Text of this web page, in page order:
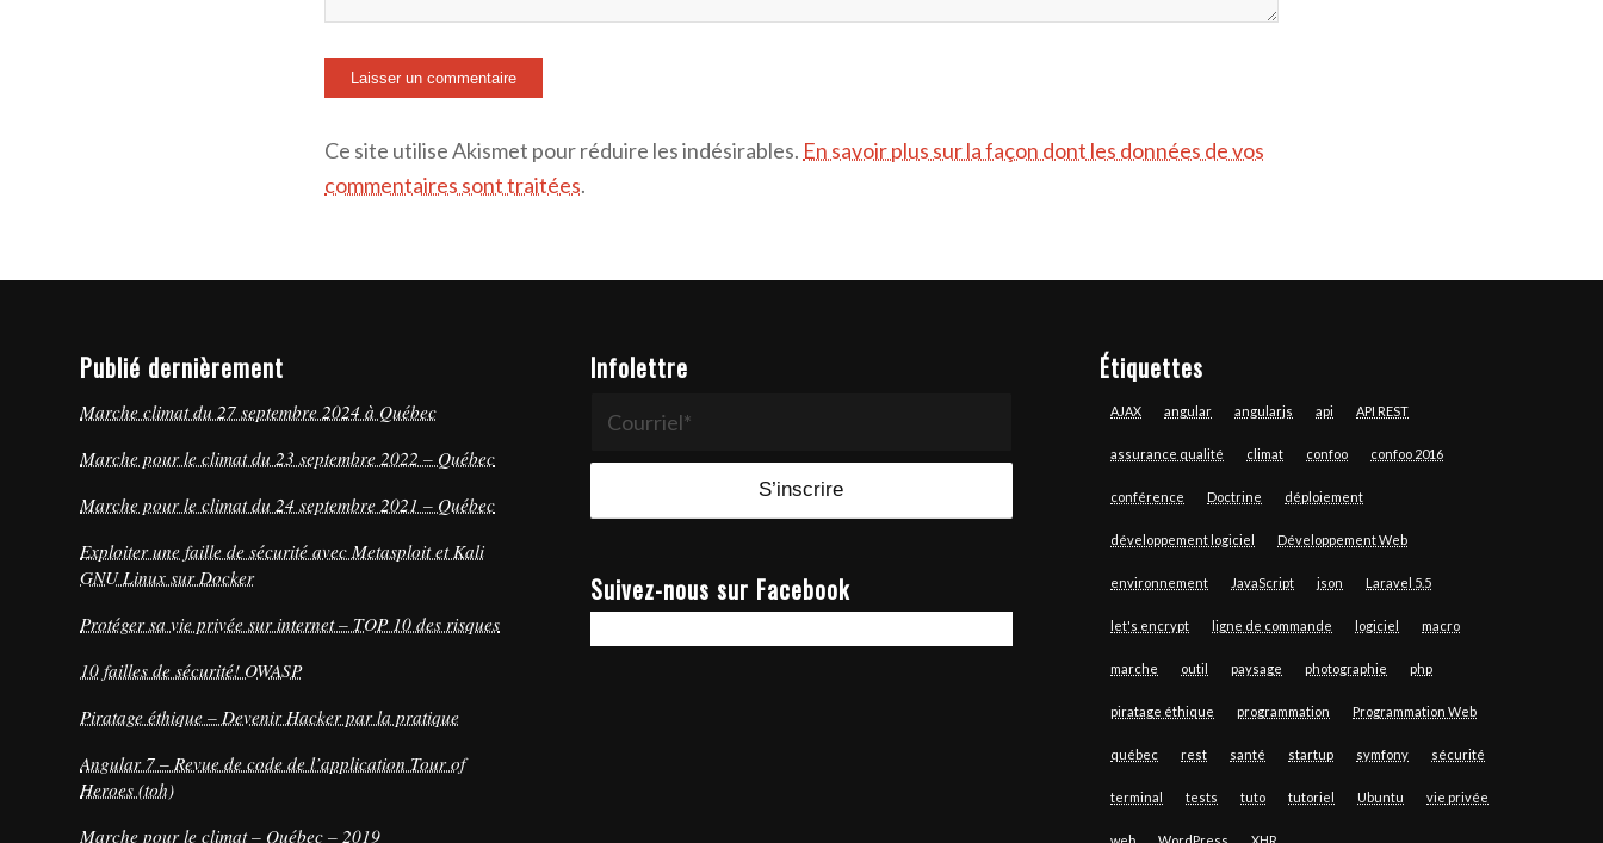
Ce site utilise Akismet pour réduire les indésirables. En savoir plus sur la façon dont les données de vos
commentaires sont traitées.
Publié dernièrement
Marche climat du 27 septembre 2024 à Québec
Marche pour le climat du 23 septembre 2022 – Québec
Marche pour le climat du 24 septembre 2021 – Québec
Exploiter une faille de sécurité avec Metasploit et Kali
GNU Linux sur Docker
Protéger sa vie privée sur internet – TOP 10 des risques
10 failles de sécurité! OWASP
Piratage éthique – Devenir Hacker par la pratique
Angular 7 – Revue de code de l’application Tour of
Heroes (toh)
Marche pour le climat – Québec – 2019
Infolettre
Suivez-nous sur Facebook
Étiquettes
AJAX angular angularjs api API REST
assurance qualité climat confoo confoo 2016
conférence Doctrine déploiement
développement logiciel Développement Web
environnement JavaScript json Laravel 5.5
let's encrypt ligne de commande logiciel macro
marche outil paysage photographie php
piratage éthique programmation Programmation Web
québec rest santé startup symfony sécurité
terminal tests tuto tutoriel Ubuntu vie privée